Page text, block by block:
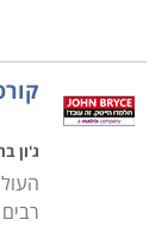
העבודה שבה
קורס טכנאי
עוסק בלימוד
פירוק מחשבים
תוכנות על מחשב
ג'ון